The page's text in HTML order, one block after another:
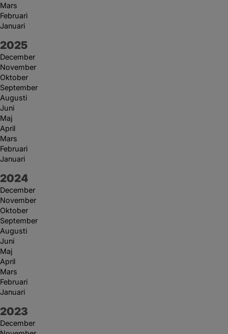
Mars
Februari
Januari
År:
2025
December
November
Oktober
September
Augusti
Juni
Maj
April
Mars
Februari
Januari
År:
2024
December
November
Oktober
September
Augusti
Juni
Maj
April
Mars
Februari
Januari
År:
2023
December